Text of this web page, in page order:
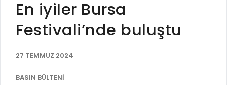
ŞİRKETLER VE KURULUŞLAR
ETİK KOMİSYONU
BİLGİ EDİNME
Görevleri
E-ÖDEME
BUSKİ E-ÖDEME
İLAN REKLAM E-BEYANNAME
BURSA'YI KEŞFET
İLETİŞİM
En iyiler Bursa
Festivali’nde buluştu
27 TEMMUZ 2024
BASIN BÜLTENİ